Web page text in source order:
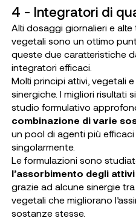
4 - Integratori di
Alti dosaggi giornalieri e
vegetali sono un ottimo
queste due caratteristiche
integratori efficaci.
Molti principi attivi, vegetali
sinergiche. I migliori risultati
studio formulativo
combinazione di varie
un pool di agenti più
singolarmente.
Le formulazioni sono
l’assorbimento degli attivi
grazie ad alcune sinergie
vegetali che migliorano
sostanze stesse.